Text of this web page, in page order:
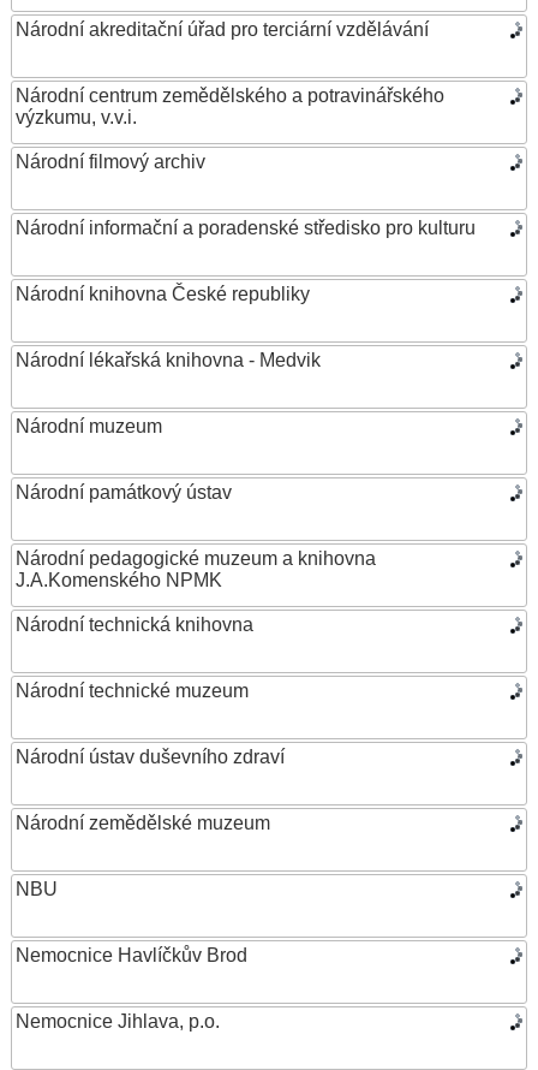
Národní akreditační úřad pro terciární vzdělávání
Národní centrum zemědělského a potravinářského
výzkumu, v.v.i.
Národní filmový archiv
Národní informační a poradenské středisko pro kulturu
Národní knihovna České republiky
Národní lékařská knihovna - Medvik
Národní muzeum
Národní památkový ústav
Národní pedagogické muzeum a knihovna
J.A.Komenského NPMK
Národní technická knihovna
Národní technické muzeum
Národní ústav duševního zdraví
Národní zemědělské muzeum
NBU
Nemocnice Havlíčkův Brod
Nemocnice Jihlava, p.o.